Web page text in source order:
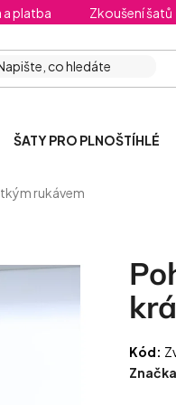
a platba Zkoušení šatů
ŠATY PRO PLNOŠTÍHLÉ
rukávem
Kód: